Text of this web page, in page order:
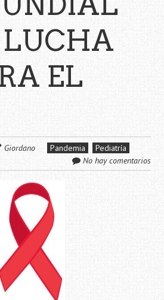
LUCHA
EL
Giordano Pandemia
Pediatría
No hay comentarios